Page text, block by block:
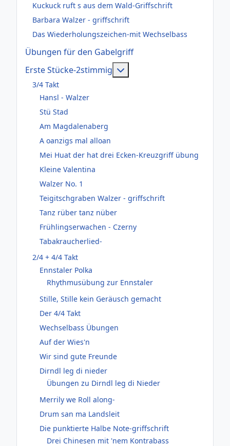
Kuckuck ruft s aus dem Wald-Griffschrift
Barbara Walzer - griffschrift
Das Wiederholungszeichen-mit Wechselbass
Übungen für den Gabelgriff
Erste Stücke-2stimmig
3/4 Takt
Hansl - Walzer
Stü Stad
Am Magdalenaberg
A oanzigs mal alloan
Mei Huat der hat drei Ecken-Kreuzgriff übung
Kleine Valentina
Walzer No. 1
Teigitschgraben Walzer - griffschrift
Tanz rüber tanz nüber
Frühlingserwachen - Czerny
Tabakraucherlied-
2/4 + 4/4 Takt
Ennstaler Polka
Rhythmusübung zur Ennstaler
Stille, Stille kein Geräusch gemacht
Der 4/4 Takt
Wechselbass Übungen
Auf der Wies'n
Wir sind gute Freunde
Dirndl leg di nieder
Übungen zu Dirndl leg di Nieder
Merrily we Roll along-
Drum san ma Landsleit
Die punktierte Halbe Note-griffschrift
Drei Chinesen mit 'nem Kontrabass